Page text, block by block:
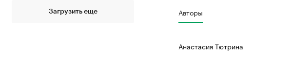
Загрузить еще Авторы
Анастасия Тютрина